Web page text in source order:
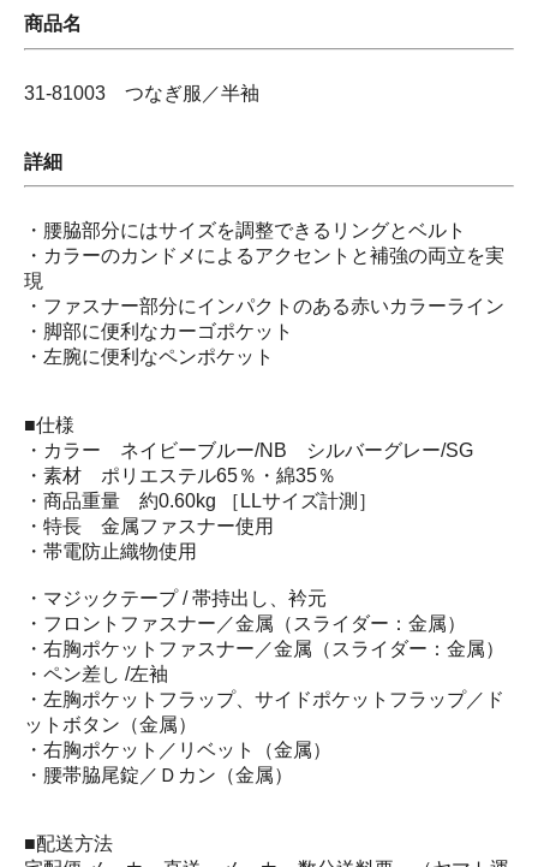
商品名
31-81003 つなぎ服／半袖
詳細
・腰脇部分にはサイズを調整できるリングとベルト
・カラーのカンドメによるアクセントと補強の両立を実
現
・ファスナー部分にインパクトのある赤いカラーライン
・脚部に便利なカーゴポケット
・左腕に便利なペンポケット
■仕様
・カラー ネイビーブルー/NB シルバーグレー/SG
・素材 ポリエステル65％・綿35％
・商品重量 約0.60kg ［LLサイズ計測］
・特長 金属ファスナー使用
・帯電防止織物使用
・マジックテープ / 帯持出し、衿元
・フロントファスナー／金属（スライダー：金属）
・右胸ポケットファスナー／金属（スライダー：金属）
・ペン差し /左袖
・左胸ポケットフラップ、サイドポケットフラップ／ド
ットボタン（金属）
・右胸ポケット／リベット（金属）
・腰帯脇尾錠／Ｄカン（金属）
■配送方法